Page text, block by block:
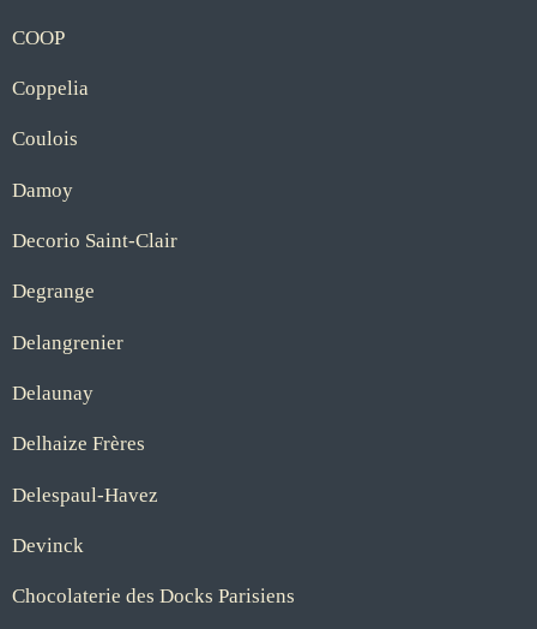
COOP
Coppelia
Coulois
Damoy
Decorio Saint-Clair
Degrange
Delangrenier
Delaunay
Delhaize Frères
Delespaul-Havez
Devinck
Chocolaterie des Docks Parisiens